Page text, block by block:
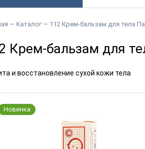
— Каталог — 112 Крем-бальзам для тела
Крем-бальзам для
и восстановление сухой кожи тела
Новинка